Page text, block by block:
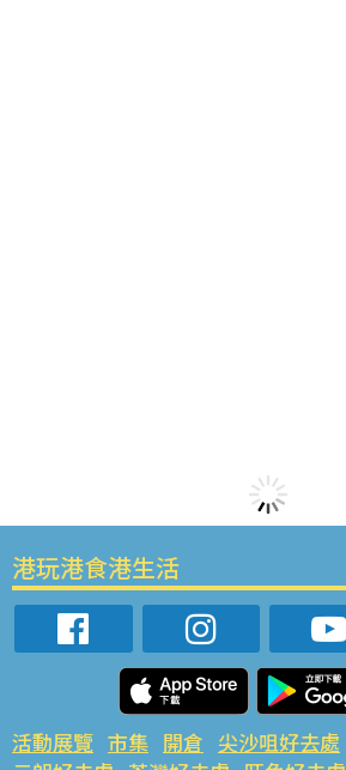
港玩港食港生活
活動展覽 市集 開倉 尖沙咀好去處